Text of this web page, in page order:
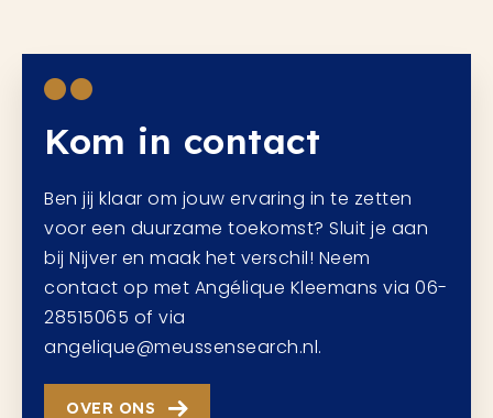
Kom in contact
Ben jij klaar om jouw ervaring in te zetten
voor een duurzame toekomst? Sluit je aan
bij Nijver en maak het verschil! Neem
contact op met Angélique Kleemans via 06-
28515065 of via
angelique@meussensearch.nl.
OVER ONS